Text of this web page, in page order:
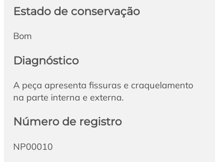
Estado de conservação
Bom
Diagnóstico
A peça apresenta fissuras e craquelamento
na parte interna e externa.
Número de registro
NP00010